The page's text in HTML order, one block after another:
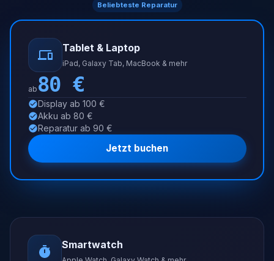
Beliebteste Reparatur
Tablet & Laptop
iPad, Galaxy Tab, MacBook & mehr
ab 80 €
Display ab 100 €
Akku ab 80 €
Reparatur ab 90 €
Jetzt buchen
Smartwatch